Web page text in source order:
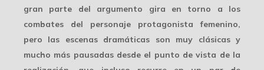
gran parte del argumento gira en torno a los
combates del personaje protagonista femenino,
pero las escenas dramáticas son muy clásicas y
mucho más pausadas desde el punto de vista de la